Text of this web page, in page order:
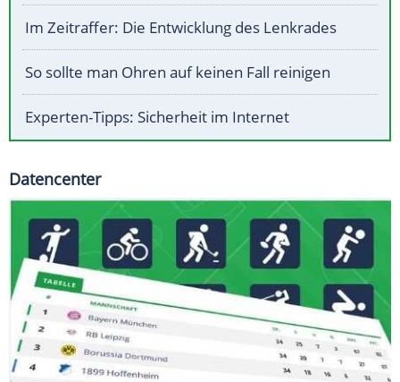
Im Zeitraffer: Die Entwicklung des Lenkrades
So sollte man Ohren auf keinen Fall reinigen
Experten-Tipps: Sicherheit im Internet
Datencenter